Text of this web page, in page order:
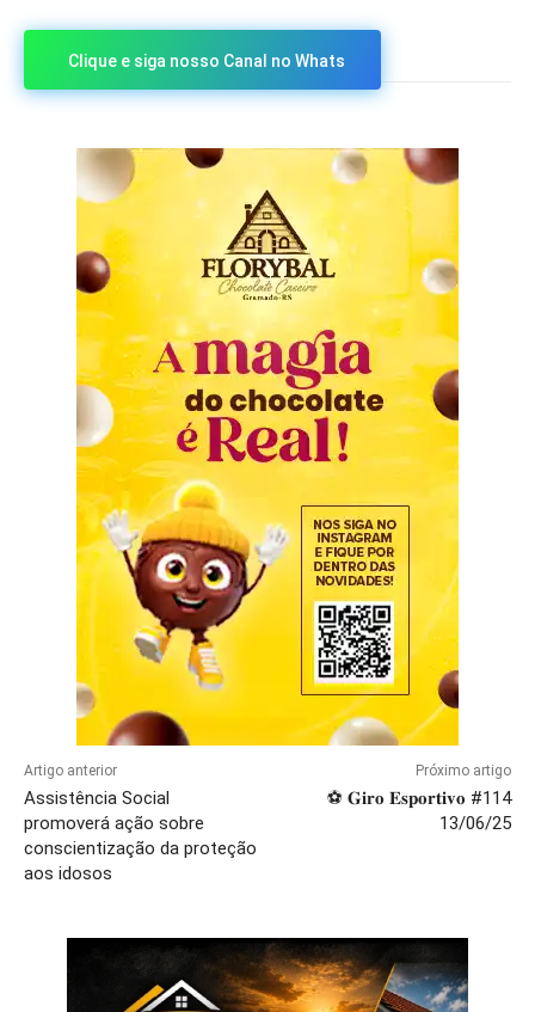
Clique e siga nosso Canal no Whats
Artigo anterior
Assistência Social
promoverá ação sobre
conscientização da proteção
aos idosos
Próximo artigo
⚽ 𝐆𝐢𝐫𝐨 𝐄𝐬𝐩𝐨𝐫𝐭𝐢𝐯𝐨 #114
13/06/25